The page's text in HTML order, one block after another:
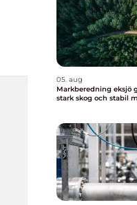
05. aug
Markberedning eksjö grunden för
stark skog och stabil